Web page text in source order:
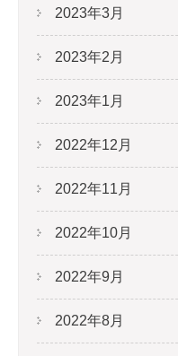
2023年3月
2023年2月
2023年1月
2022年12月
2022年11月
2022年10月
2022年9月
2022年8月